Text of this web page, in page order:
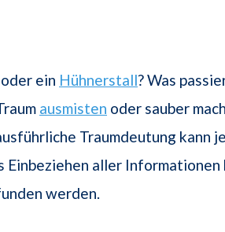
ein Hühnerstall? Was
ausmisten oder sauber
Traumdeutung kann
aller Informationen
werden.